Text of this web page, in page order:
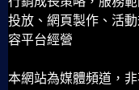
投放、網頁製作、活
容平台經營
本網站為媒體頻道，